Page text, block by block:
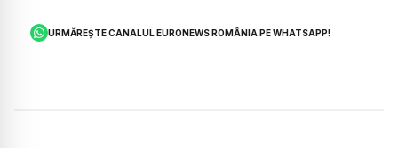
URMĂREȘTE CANALUL EURONEWS ROMÂNIA PE WHATSAPP!